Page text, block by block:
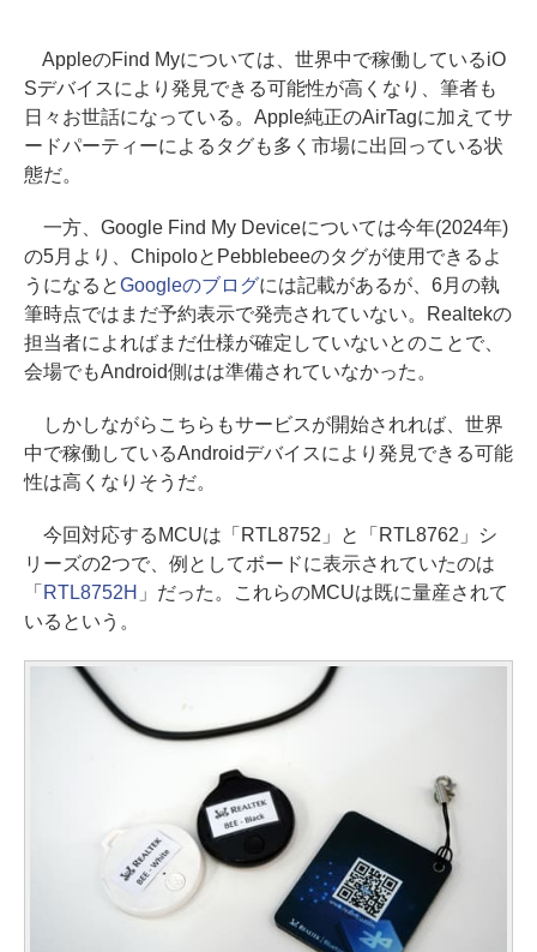
AppleのFind Myについては、世界中で稼働しているiO
Sデバイスにより発見できる可能性が高くなり、筆者も
日々お世話になっている。Apple純正のAirTagに加えてサ
ードパーティーによるタグも多く市場に出回っている状
態だ。
一方、Google Find My Deviceについては今年(2024年)
の5月より、ChipoloとPebblebeeのタグが使用できるよ
うになるとGoogleのブログには記載があるが、6月の執
筆時点ではまだ予約表示で発売されていない。Realtekの
担当者によればまだ仕様が確定していないとのことで、
会場でもAndroid側はは準備されていなかった。
しかしながらこちらもサービスが開始されれば、世界
中で稼働しているAndroidデバイスにより発見できる可能
性は高くなりそうだ。
今回対応するMCUは「RTL8752」と「RTL8762」シ
リーズの2つで、例としてボードに表示されていたのは
「 RTL8752H 」だった。これらのMCUは既に量産されて
いるという。